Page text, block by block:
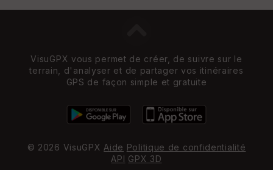
VisuGPX vous permet de créer, de suivre sur le
terrain, d'analyser et de partager vos itinéraires
GPS de façon simple et gratuite
© 2026 VisuGPX Aide Politique de confidentialité
API GPX 3D